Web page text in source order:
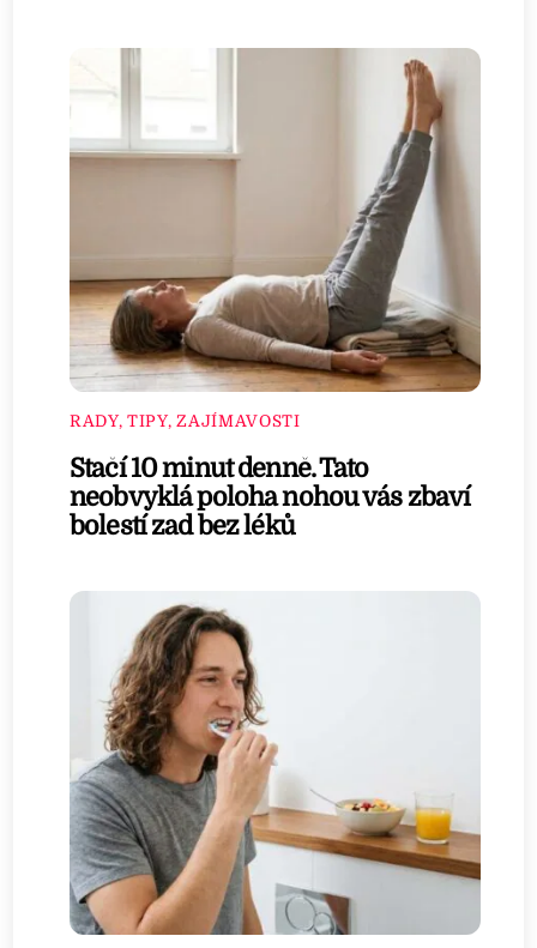
RADY, TIPY, ZAJÍMAVOSTI
Stačí 10 minut denně. Tato
neobvyklá poloha nohou vás zbaví
bolestí zad bez léků